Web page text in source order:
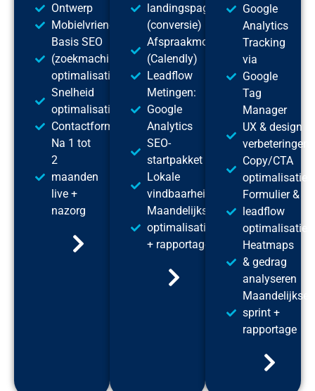
Ontwerp
Mobielvriendelijk
Basis SEO
(zoekmachine
optimalisatie)
Snelheid
optimalisatie
Contactformulier(en)
Na 1 tot
2
maanden
live +
nazorg
landingspagina’s
(conversie)
Afspraakmodule
(Calendly)
Leadflow
Metingen:
Google
Analytics
SEO-
startpakket
Lokale
vindbaarheid
Maandelijkse
optimalisatie
+ rapportage
Google
Analytics
Tracking
via
Google
Tag
Manager
UX & design
verbeteringen
Copy/CTA
optimalisatie
Formulier &
leadflow
optimalisatie
Heatmaps
& gedrag
analyseren
Maandelijkse
sprint +
rapportage